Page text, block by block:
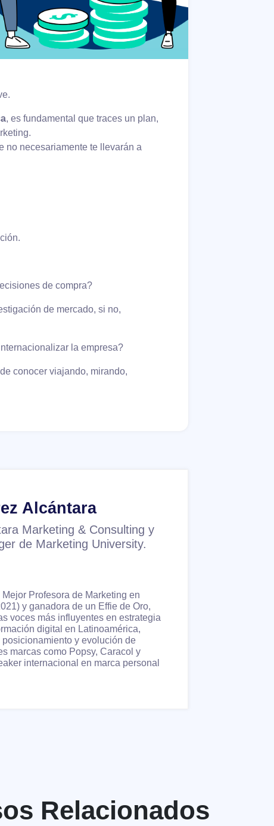
, es fundamental que traces un plan,
no necesariamente te llevarán a
de compra?
de mercado, si no,
la empresa?
conocer viajando, mirando,
Alcántara
Marketing & Consulting y
de Marketing University.
Profesora de Marketing en
y ganadora de un Effie de Oro,
voces más influyentes en estrategia
digital en Latinoamérica,
y evolución de
marcas como Popsy, Caracol y
internacional en marca personal
Relacionados